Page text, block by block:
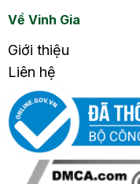
Về Vinh Gia
Giới thiệu
Liên hệ